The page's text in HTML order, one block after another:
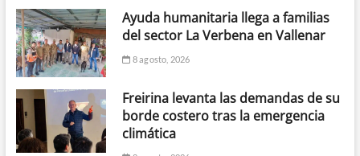
Ayuda humanitaria llega a familias
del sector La Verbena en Vallenar
8 agosto, 2026
Freirina levanta las demandas de su
borde costero tras la emergencia
climática